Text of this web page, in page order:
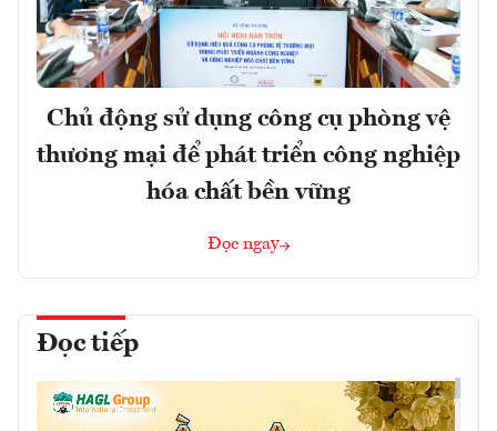
Chủ động sử dụng công cụ phòng vệ
thương mại để phát triển công nghiệp
hóa chất bền vững
Đọc ngay
Đọc tiếp